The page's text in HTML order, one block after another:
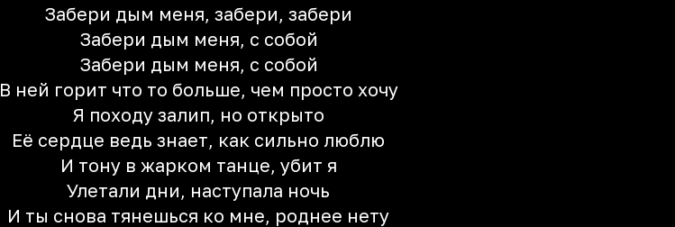
Забери дым меня, забери, забери
Забери дым меня, с собой
Забери дым меня, с собой
В ней горит что то больше, чем просто хочу
Я походу залип, но открыто
Её сердце ведь знает, как сильно люблю
И тону в жарком танце, убит я
Улетали дни, наступала ночь
И ты снова тянешься ко мне, роднее нету